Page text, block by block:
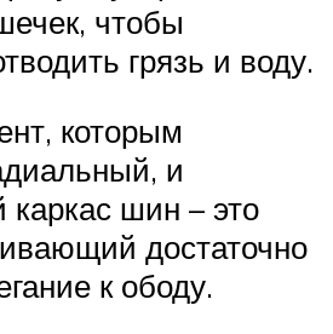
чтобы
грязь и воду.
которым
и
каркас шин – это
достаточно
к ободу.